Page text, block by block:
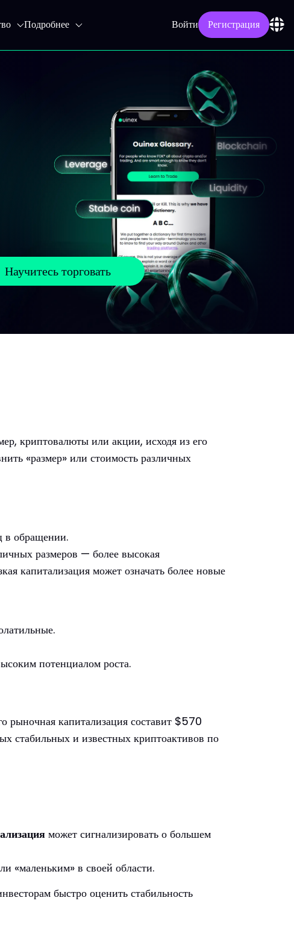
Подробнее Войти Регистрация
Научитесь торговать
криптовалюты или акции, исходя из его
«размер» или стоимость различных
в обращении.
размеров — более высокая
капитализация может означать более новые
потенциалом роста.
рыночная капитализация составит $570
стабильных и известных криптоактивов по
может сигнализировать о большем
«маленьким» в своей области.
быстро оценить стабильность